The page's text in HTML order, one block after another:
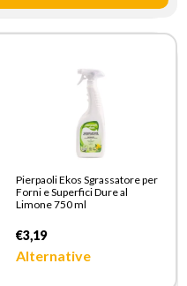
Pierpaoli Ekos Sgrassatore per
Forni e Superfici Dure al
Limone 750 ml
€3,19
Alternative